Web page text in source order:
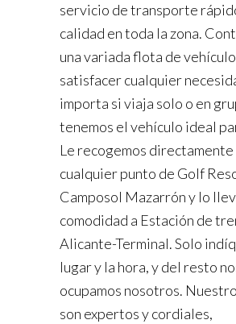
servicio de transporte
calidad en toda la zona.
una variada flota de
satisfacer cualquier
importa si viaja solo o en
tenemos el vehículo ideal
Le recogemos
cualquier punto de Golf
Camposol Mazarrón y lo
comodidad a Estación de
Alicante-Terminal. Solo
lugar y la hora, y del resto
ocupamos nosotros.
son expertos y cordiales,